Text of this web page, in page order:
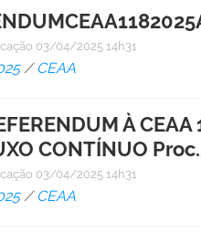
03/04/2025 14h31
/ CEAA
À
CONTÍNUO
03/04/2025 14h31
/ CEAA